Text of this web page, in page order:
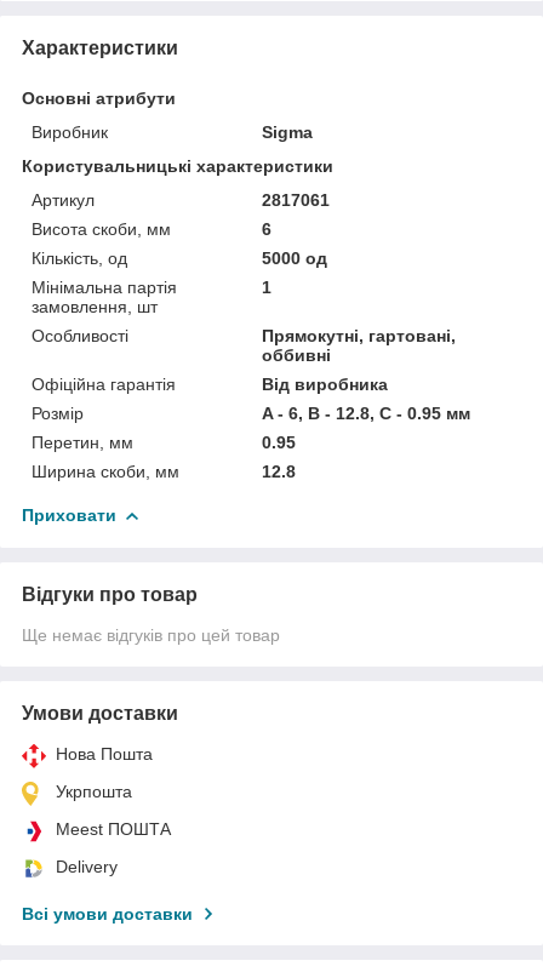
Характеристики
Основні атрибути
Виробник
Sigma
Користувальницькі характеристики
Артикул
2817061
Висота скоби, мм
6
Кількість, од
5000 од
Мінімальна партія
замовлення, шт
1
Особливості
Прямокутні, гартовані,
оббивні
Офіційна гарантія
Від виробника
Розмір
A - 6, B - 12.8, C - 0.95 мм
Перетин, мм
0.95
Ширина скоби, мм
12.8
Приховати
Відгуки про товар
Ще немає відгуків про цей товар
Умови доставки
Нова Пошта
Укрпошта
Meest ПОШТА
Delivery
Всі умови доставки